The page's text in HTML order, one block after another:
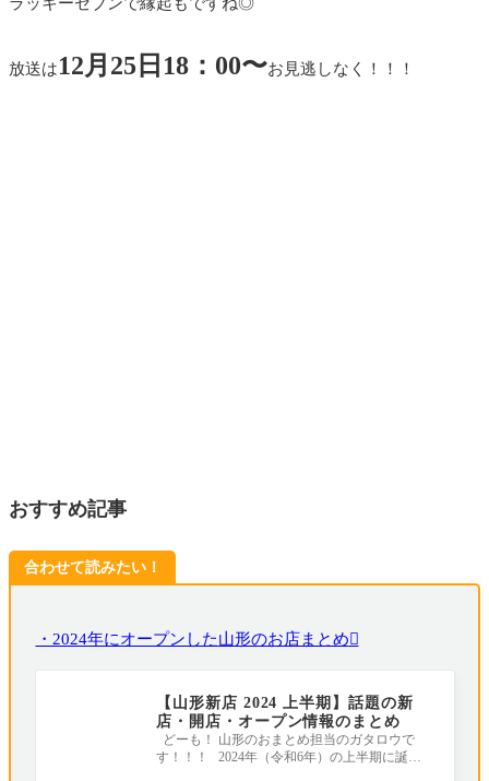
放送は12月25日18：00〜お見逃しなく！！！
おすすめ記事
合わせて読みたい！
・2024年にオープンした山形のお店まとめ
【山形新店 2024 上半期】話題の新
店・開店・オープン情報のまとめ
どーも！ 山形のおまとめ担当のガタロウで
す！！！ 2024年（令和6年）の上半期に誕生